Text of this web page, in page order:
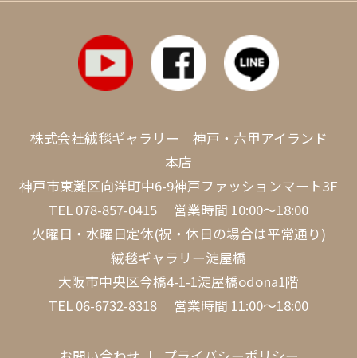
株式会社絨毯ギャラリー｜神戸・六甲アイランド
本店
神戸市東灘区向洋町中6-9神戸ファッションマート3F
TEL 078-857-0415 営業時間 10:00～18:00
火曜日・水曜日定休(祝・休日の場合は平常通り)
絨毯ギャラリー淀屋橋
大阪市中央区今橋4-1-1淀屋橋odona1階
TEL 06-6732-8318 営業時間 11:00～18:00